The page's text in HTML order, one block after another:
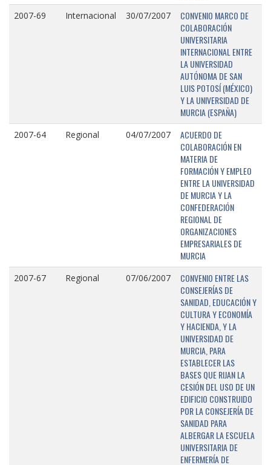
2007-69 Internacional 30/07/2007
CONVENIO MARCO DE
COLABORACIÓN
UNIVERSITARIA
INTERNACIONAL ENTRE
LA UNIVERSIDAD
AUTÓNOMA DE SAN
LUIS POTOSÍ (MÉXICO)
Y LA UNIVERSIDAD DE
MURCIA (ESPAÑA)
2007-64 Regional 04/07/2007
ACUERDO DE
COLABORACIÓN EN
MATERIA DE
FORMACIÓN Y EMPLEO
ENTRE LA UNIVERSIDAD
DE MURCIA Y LA
CONFEDERACIÓN
REGIONAL DE
ORGANIZACIONES
EMPRESARIALES DE
MURCIA
2007-67 Regional 07/06/2007
CONVENIO ENTRE LAS
CONSEJERÍAS DE
SANIDAD, EDUCACIÓN Y
CULTURA Y ECONOMÍA
Y HACIENDA, Y LA
UNIVERSIDAD DE
MURCIA, PARA
ESTABLECER LAS
BASES QUE RIJAN LA
CESIÓN DEL USO DE UN
EDIFICIO CONSTRUIDO
POR LA CONSEJERÍA DE
SANIDAD PARA
ALBERGAR LA ESCUELA
UNIVERSITARIA DE
ENFERMERÍA DE